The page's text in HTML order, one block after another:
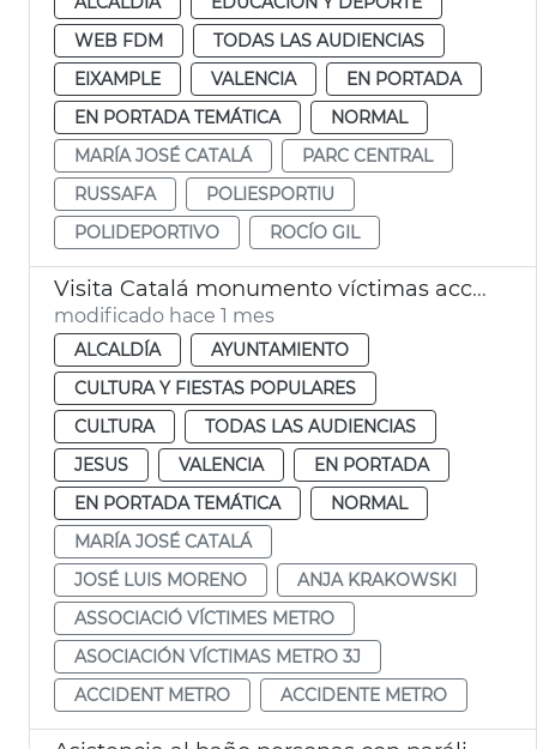
WEB FDM
TODAS LAS AUDIENCIAS
EIXAMPLE
VALENCIA
EN PORTADA
EN PORTADA TEMÁTICA
NORMAL
MARÍA JOSÉ CATALÁ
PARC CENTRAL
RUSSAFA
POLIESPORTIU
POLIDEPORTIVO
ROCÍO GIL
Visita Catalá monumento víctimas accidente metro 3-J
modificado hace 1 mes
ALCALDÍA
AYUNTAMIENTO
CULTURA Y FIESTAS POPULARES
CULTURA
TODAS LAS AUDIENCIAS
JESUS
VALENCIA
EN PORTADA
EN PORTADA TEMÁTICA
NORMAL
MARÍA JOSÉ CATALÁ
JOSÉ LUIS MORENO
ANJA KRAKOWSKI
ASSOCIACIÓ VÍCTIMES METRO
ASOCIACIÓN VÍCTIMAS METRO 3J
ACCIDENT METRO
ACCIDENTE METRO